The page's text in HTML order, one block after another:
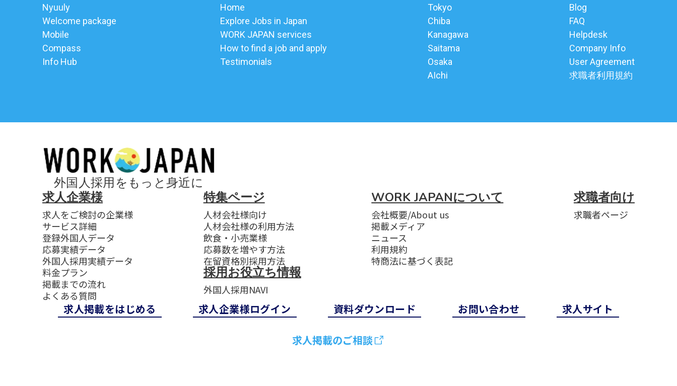
Nyuuly
Welcome package
Mobile
Compass
Info Hub
Home
Explore Jobs in Japan
WORK JAPAN services
How to find a job and apply
Testimonials
Tokyo
Chiba
Kanagawa
Saitama
Osaka
AIchi
Blog
FAQ
Helpdesk
Company Info
User Agreement
求職者利用規約
外国人採用をもっと身近に
求人企業様
求人をご検討の企業様
サービス詳細
登録外国人データ
応募実績データ
外国人採用実績データ
料金プラン
掲載までの流れ
よくある質問
特集ページ
人材会社様向け
人材会社様の利用方法
飲食・小売業様
応募数を増やす方法
在留資格別採用方法
採用お役立ち情報
外国人採用NAVI
WORK JAPANについて
会社概要/About us
掲載メディア
ニュース
利用規約
特商法に基づく表記​
求職者向け
求職者ページ
求⼈掲載をはじめる 求⼈企業様ログイン 資料ダウンロード お問い合わせ 求⼈サイト
求人掲載のご相談